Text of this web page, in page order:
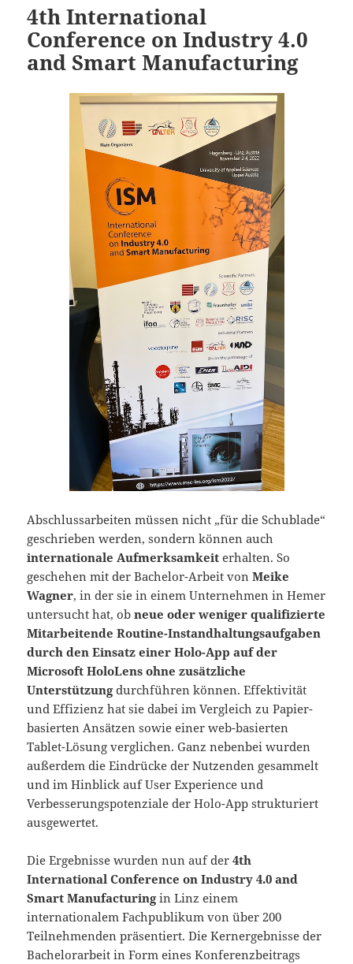
4th International
Conference on Industry 4.0
and Smart Manufacturing
Abschlussarbeiten müssen nicht „für die Schublade“
geschrieben werden, sondern können auch
internationale Aufmerksamkeit erhalten. So
geschehen mit der Bachelor-Arbeit vonMeike
Wagner, in der sie in einem Unternehmen in Hemer
untersucht hat, obneue oder weniger qualifizierte
Mitarbeitende Routine-Instandhaltungsaufgaben
durch den Einsatz einer Holo-App auf der
Microsoft HoloLens ohne zusätzliche
Unterstützungdurchführen können. Effektivität
und Effizienz hat sie dabei im Vergleich zu Papier-
basierten Ansätzen sowie einer web-basierten
Tablet-Lösung verglichen. Ganz nebenbei wurden
außerdem die Eindrücke der Nutzenden gesammelt
und im Hinblick auf User Experience und
Verbesserungspotenziale der Holo-App strukturiert
ausgewertet.
Die Ergebnisse wurden nun auf der4th
International Conference on Industry 4.0 and
Smart Manufacturingin Linz einem
internationalem Fachpublikum von über 200
Teilnehmenden präsentiert. Die Kernergebnisse der
Bachelorarbeit in Form eines Konferenzbeitrags